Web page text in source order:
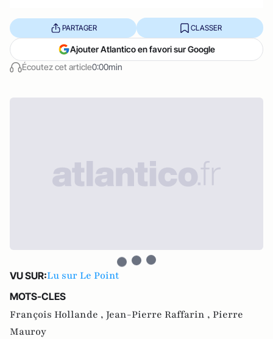
Écoutez cet article0:00min
PARTAGER CLASSER
Ajouter Atlantico en favori sur Google
VU SUR:Lu sur Le Point
MOTS-CLES
François Hollande , Jean-Pierre Raffarin , Pierre
Mauroy